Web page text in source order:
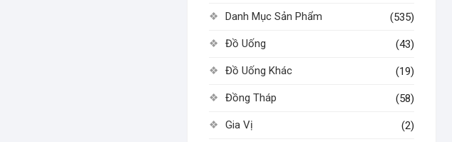
Danh Mục Sản Phẩm (535)
Đồ Uống (43)
Đồ Uống Khác (19)
Đồng Tháp (58)
Gia Vị (2)